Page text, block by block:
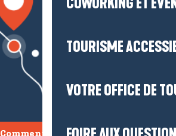
COWORKING ET
TOURISME
VOTRE OFFICE DE